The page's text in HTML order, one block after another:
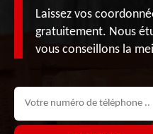
Laissez vos
gratuitement. Nous
vous conseillons la